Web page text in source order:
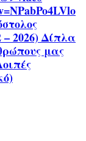
2026) Δίπλα
μας